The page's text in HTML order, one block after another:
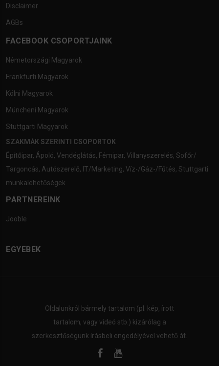
Disclaimer
AGBs
FACEBOOK CSOPORTJAINK
Németországi Magyarok
Frankfurti Magyarok
Kölni Magyarok
Müncheni Magyarok
Stuttgarti Magyarok
SZAKMÁK SZERINTI CSOPORTOK
Építőipar, Ápoló, Vendéglátás, Fémipar, Villanyszerelés, Sofőr/
Targoncás, Autószerelő, IT/Marketing, Víz-/Gáz-/Fűtés, Stuttgarti
munkalehetőségek
PARTNEREINK
Jooble
EGYEBEK
Oldalunkról bármely tartalom (pl. kép, írott
tartalom, vagy videó stb.) kizárólag a
szerkesztőségünk írásbeli engedélyével vehető át.